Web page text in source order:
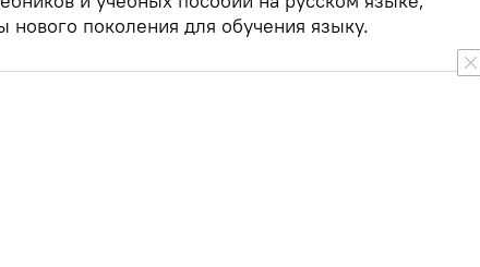
нового поколения для обучения языку.